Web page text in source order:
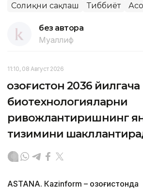
Соғлиқни сақлаш Тиббиёт
без автора
Муаллиф
11:10, 08 Август 2026
Қозоғистон 2036 йилгача
биотехнологияларни
ривожлантиришнинг
тизимини
ASTANА. Кazinform – Қозоғистонда